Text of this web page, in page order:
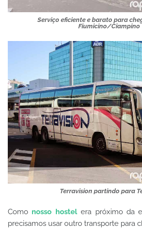
Serviço eficiente e barato para
Fiumicino/Ciampino
Terravision partindo para
Como nosso hostelera próximo da
precisamos usar outro transporte para